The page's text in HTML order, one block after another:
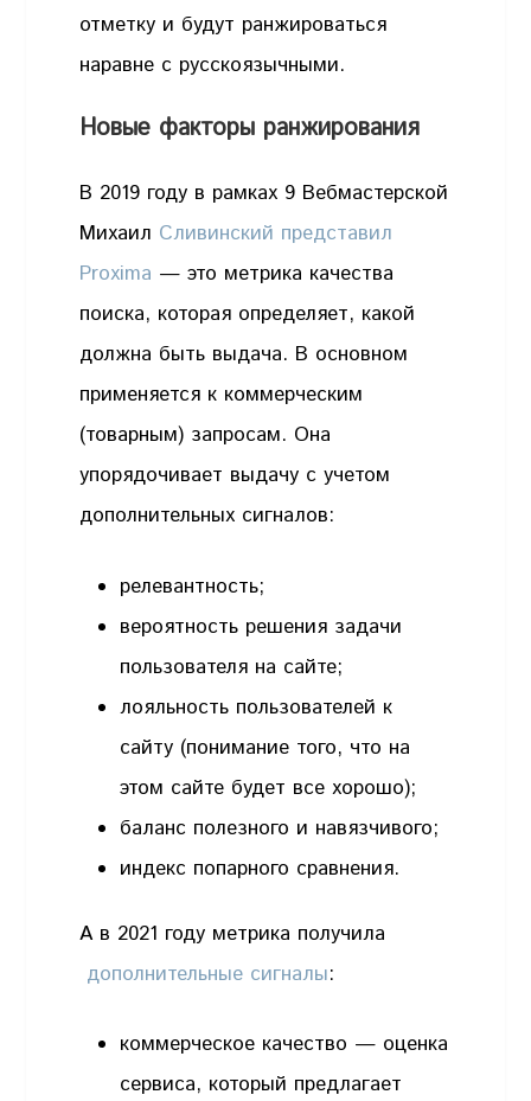
отметку и будут ранжироваться
наравне с русскоязычными.
Новые факторы ранжирования
В 2019 году в рамках 9 Вебмастерской
Михаил Сливинский представил
Proxima — это метрика качества
поиска, которая определяет, какой
должна быть выдача. В основном
применяется к коммерческим
(товарным) запросам. Она
упорядочивает выдачу с учетом
дополнительных сигналов:
релевантность;
вероятность решения задачи
пользователя на сайте;
лояльность пользователей к
сайту (понимание того, что на
этом сайте будет все хорошо);
баланс полезного и навязчивого;
индекс попарного сравнения.
А в 2021 году метрика получила
дополнительные сигналы:
коммерческое качество — оценка
сервиса, который предлагает